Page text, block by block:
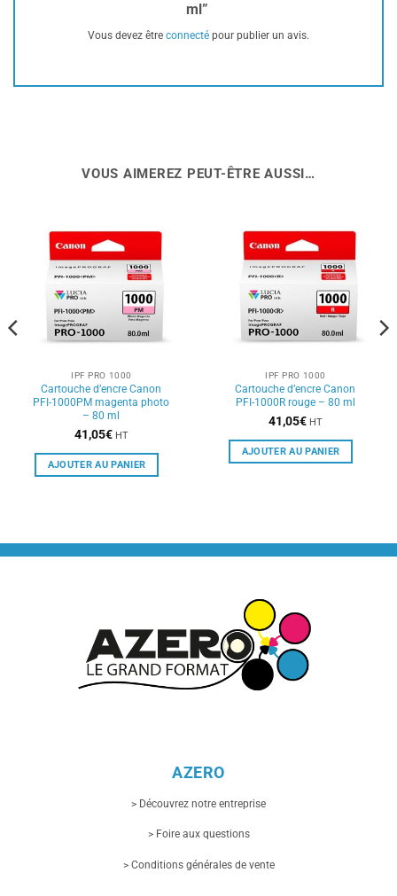
ml”
Vous devez être connecté pour publier un avis.
VOUS AIMEREZ PEUT-ÊTRE AUSSI…
IPF PRO 1000
Cartouche d’encre Canon
PFI-1000PM magenta photo
– 80 ml
41,05€ HT
AJOUTER AU PANIER
IPF PRO 1000
Cartouche d’encre Canon
PFI-1000R rouge – 80 ml
41,05€ HT
AJOUTER AU PANIER
AZERO
> Découvrez notre entreprise
> Foire aux questions
> Conditions générales de vente